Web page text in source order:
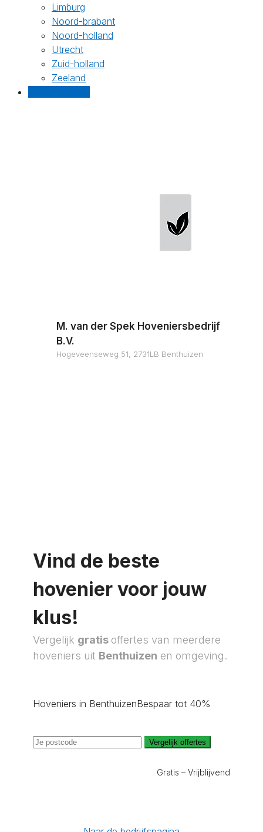
Limburg
Noord-brabant
Noord-holland
Utrecht
Zuid-holland
Zeeland
M. van der Spek Hoveniersbedrijf
B.V.
Hogeveenseweg 51, 2731LB Benthuizen
Vind de beste
hovenier voor jouw
klus!
Vergelijk gratis offertes van meerdere
hoveniers uit Benthuizen en omgeving.
Hoveniers in BenthuizenBespaar tot 40%
Vergelijk offertes
Gratis – Vrijblijvend